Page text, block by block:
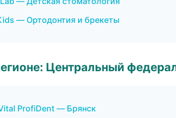
— Ортодонтия и брекеты
Центральный
ProfiDent — Брянск